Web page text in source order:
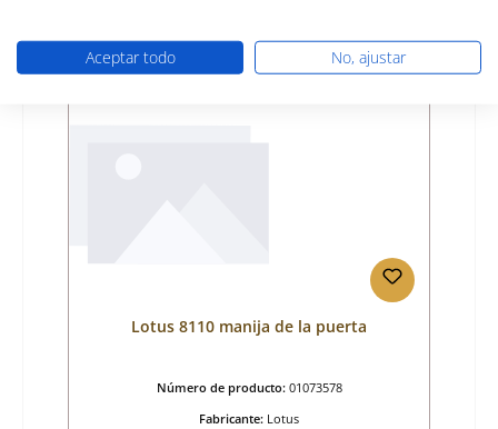
Lotus 8110 manija de la puerta
Número de producto: 01073578
Fabricante: Lotus
Aceptar todo No, ajustar